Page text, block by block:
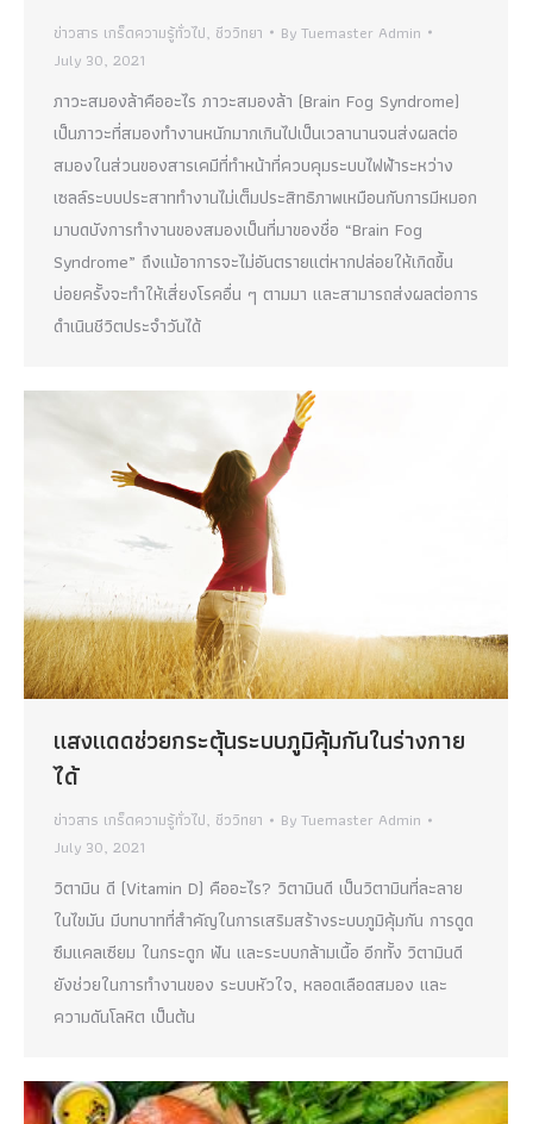
ข่าวสาร เกร็ดความรู้ทั่วไป, ชีววิทยา ByTuemaster Admin
July 30, 2021
ภาวะสมองล้าคืออะไร ภาวะสมองล้า (Brain Fog Syndrome)
เป็นภาวะที่สมองทำงานหนักมากเกินไปเป็นเวลานานจนส่งผลต่อ
สมองในส่วนของสารเคมีที่ทำหน้าที่ควบคุมระบบไฟฟ้าระหว่าง
เซลล์ระบบประสาททำงานไม่เต็มประสิทธิภาพเหมือนกับการมีหมอก
มาบดบังการทำงานของสมองเป็นที่มาของชื่อ “Brain Fog
Syndrome” ถึงแม้อาการจะไม่อันตรายแต่หากปล่อยให้เกิดขึ้น
บ่อยครั้งจะทำให้เสี่ยงโรคอื่น ๆ ตามมา และสามารถส่งผลต่อการ
ดำเนินชีวิตประจำวันได้
แสงแดดช่วยกระตุ้นระบบภูมิคุ้มกันในร่างกาย
ได้
ข่าวสาร เกร็ดความรู้ทั่วไป, ชีววิทยา ByTuemaster Admin
July 30, 2021
วิตามิน ดี (Vitamin D) คืออะไร? วิตามินดี เป็นวิตามินที่ละลาย
ในไขมัน มีบทบาทที่สำคัญในการเสริมสร้างระบบภูมิคุ้มกัน การดูด
ซึมแคลเซียม ในกระดูก ฟัน และระบบกล้ามเนื้อ อีกทั้ง วิตามินดี
ยังช่วยในการทำงานของ ระบบหัวใจ, หลอดเลือดสมอง และ
ความดันโลหิต เป็นต้น